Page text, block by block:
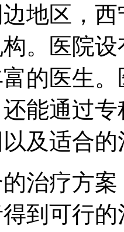
地区，
。医院
的医生
能通过
及适合
治疗方
到可行